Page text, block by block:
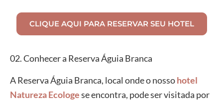
CLIQUE AQUI PARA RESERVAR SEU HOTEL
02. Conhecer a Reserva Águia Branca
A Reserva Águia Branca, local onde o nossohotel
Natureza Ecologese encontra, pode ser visitada por